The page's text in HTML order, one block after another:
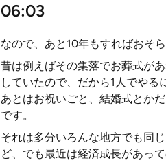
06:03
なので、あと10年もすればおそ
昔は例えばその集落でお葬式が
していたので、だから1人でやる
あとはお祝いごと、結婚式とか
です。
それは多分いろんな地方でも同
ど、でも最近は経済成長があっ